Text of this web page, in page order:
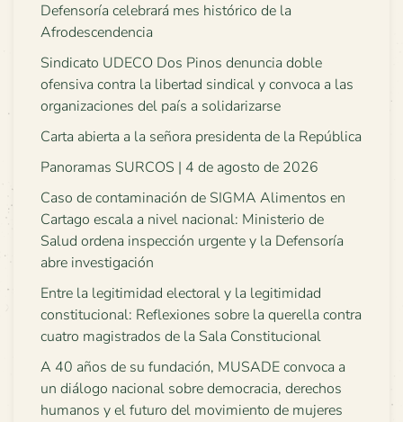
Defensoría celebrará mes histórico de la
Afrodescendencia
Sindicato UDECO Dos Pinos denuncia doble
ofensiva contra la libertad sindical y convoca a las
organizaciones del país a solidarizarse
Carta abierta a la señora presidenta de la República
Panoramas SURCOS | 4 de agosto de 2026
Caso de contaminación de SIGMA Alimentos en
Cartago escala a nivel nacional: Ministerio de
Salud ordena inspección urgente y la Defensoría
abre investigación
Entre la legitimidad electoral y la legitimidad
constitucional: Reflexiones sobre la querella contra
cuatro magistrados de la Sala Constitucional
A 40 años de su fundación, MUSADE convoca a
un diálogo nacional sobre democracia, derechos
humanos y el futuro del movimiento de mujeres